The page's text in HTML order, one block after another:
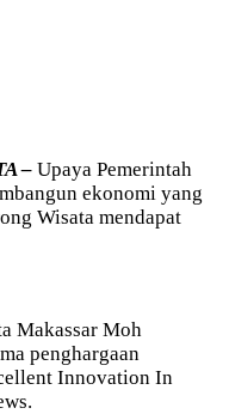
– Upaya Pemerintah
ekonomi yang
Wisata mendapat
Makassar Moh
penghargaan
Innovation In